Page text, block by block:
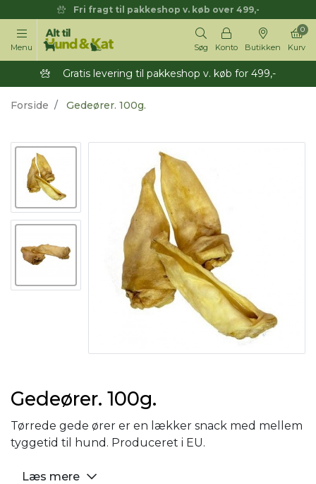
Fri fragt til pakkeshop v. køb over 499,-
Menu Søg Konto Butikken Kurv
0
Gratis levering til pakkeshop v. køb for 499,-
Forside Gedeører. 100g.
Gedeører. 100g.
Tørrede gede ører er en lækker snack med mellem
tyggetid til hund. Produceret i EU.
Læs mere